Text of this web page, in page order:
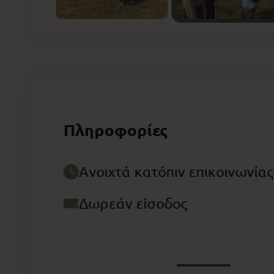
Πληροφορίες
Ανοιχτά κατόπιν επικοινωνίας
Δωρεάν είσοδος